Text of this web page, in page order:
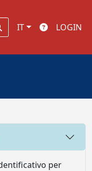
IT LOGIN
per